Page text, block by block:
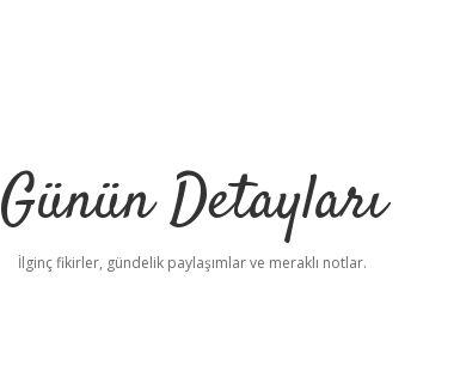
Günün Detayları
İlginç fikirler, gündelik paylaşımlar ve meraklı notlar.